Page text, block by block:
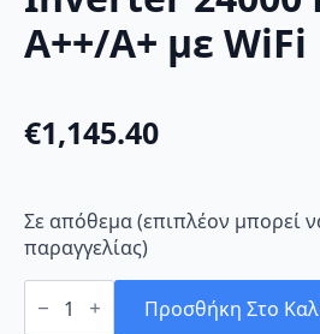
A++/A+ με WiFi
€1,145.40
Σε απόθεμα (επιπλέον μπορεί
παραγγελίας)
Miyato
MI- Προσθήκη Στο